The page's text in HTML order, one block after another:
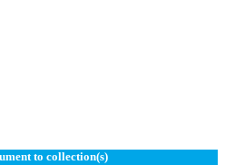
to collection(s)